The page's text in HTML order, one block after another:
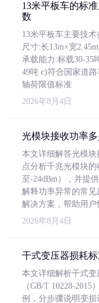
13米平板车的标
数
13米平板车主要技
尺寸:长13m×宽
承载能力:标载30-35
49吨 c)符合国家道
轴荷限值标准
2026年8月4日
光模块接收功率
本文详细解答光模
点分析千兆光模块
至-24dBm），并提
解释功率异常的常
解决方案，帮助用户
2026年8月4日
干式变压器损耗
本文详细解析干式
（GB/T 10228-
例，分步骤说明变